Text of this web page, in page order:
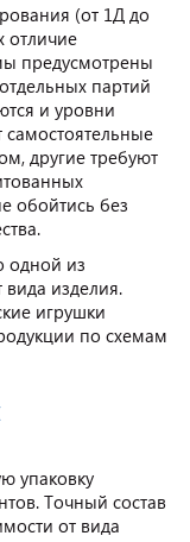
(от 1Д до
отличие
предусмотрены
партий
и уровни
другие требуют
обойтись без
одной из
изделия.
игрушки
по схемам
упаковку
Точный состав
от вида